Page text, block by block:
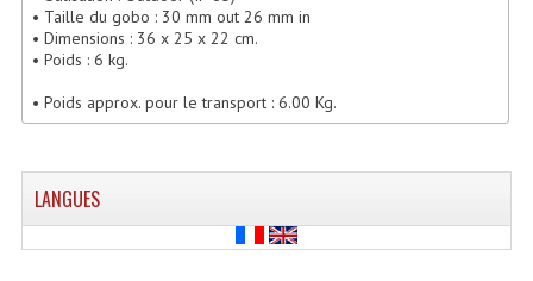
Lecteurs Cd À Plats
Lecteurs Double Cd Mixage Intégrée
Lecteurs Double Cd MP3
• Taille du gobo : 30 mm out 26 mm in
• Dimensions : 36 x 25 x 22 cm.
• Poids : 6 kg.
• Poids approx. pour le transport : 6.00 Kg.
LANGUES